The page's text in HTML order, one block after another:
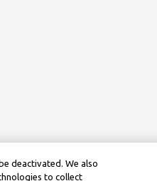
deactivated. We also
to collect